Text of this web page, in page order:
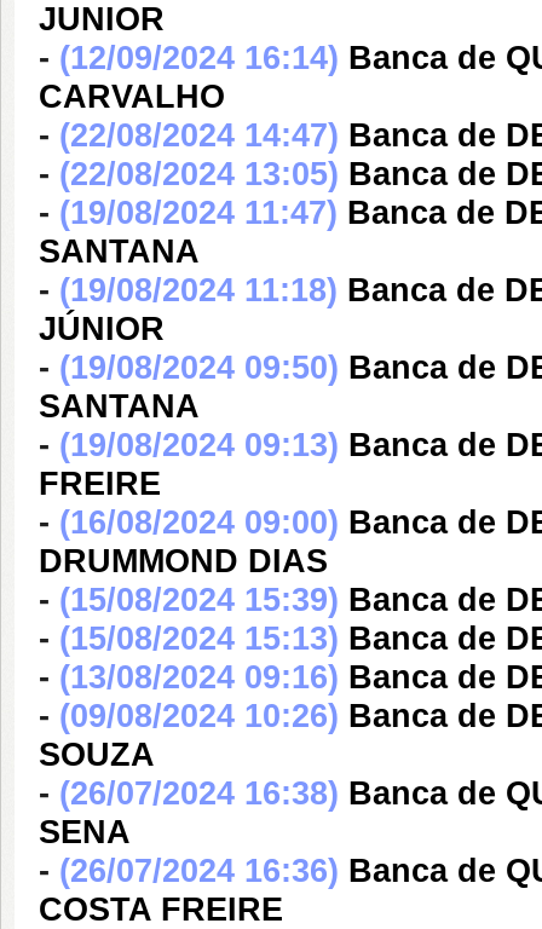
JUNIOR
- (12/09/2024 16:14) Banca de
CARVALHO
- (22/08/2024 14:47) Banca de
- (22/08/2024 13:05) Banca de
- (19/08/2024 11:47) Banca de
SANTANA
- (19/08/2024 11:18) Banca de
JÚNIOR
- (19/08/2024 09:50) Banca de
SANTANA
- (19/08/2024 09:13) Banca de
FREIRE
- (16/08/2024 09:00) Banca de
DRUMMOND DIAS
- (15/08/2024 15:39) Banca de
- (15/08/2024 15:13) Banca de
- (13/08/2024 09:16) Banca de
- (09/08/2024 10:26) Banca de
SOUZA
- (26/07/2024 16:38) Banca de
SENA
- (26/07/2024 16:36) Banca de
COSTA FREIRE